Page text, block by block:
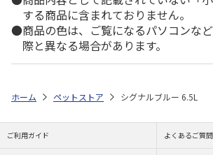
する商品に含まれておりません。
商品の色は、ご覧になるパソコンな
際と異なる場合があります。
ホーム ペットストア シグナルブルー 6.5L
ご利用ガイド よくあるご質問